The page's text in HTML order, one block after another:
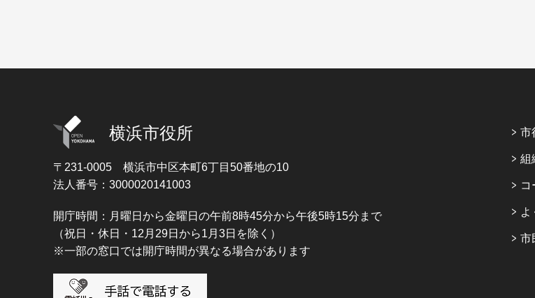
横浜市役所
〒231-0005 横浜市中区本町6丁目50番地の10
法人番号：3000020141003
開庁時間：月曜日から金曜日の午前8時45分から午後5時15分まで
（祝日・休日・12月29日から1月3日を除く）
※一部の窓口では開庁時間が異なる場合があります
市
組
コ
よ
市